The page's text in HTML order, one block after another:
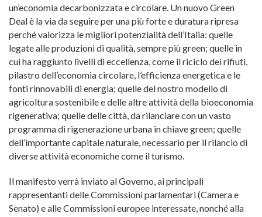
un’economia decarbonizzata e circolare. Un nuovo Green
Deal è la via da seguire per una più forte e duratura ripresa
perché valorizza le migliori potenzialità dell’Italia: quelle
legate alle produzioni di qualità, sempre più green; quelle in
cui ha raggiunto livelli di eccellenza, come il riciclo dei rifiuti,
pilastro dell’economia circolare, l’efficienza energetica e le
fonti rinnovabili di energia; quelle del nostro modello di
agricoltura sostenibile e delle altre attività della bioeconomia
rigenerativa; quelle delle città, da rilanciare con un vasto
programma di rigenerazione urbana in chiave green; quelle
dell’importante capitale naturale, necessario per il rilancio di
diverse attività economiche come il turismo.
Il manifesto verrà inviato al Governo, ai principali
rappresentanti delle Commissioni parlamentari (Camera e
Senato) e alle Commissioni europee interessate, nonché alla